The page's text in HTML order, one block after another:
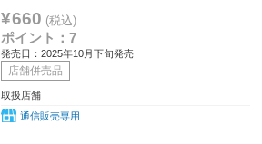
¥660 (税込)
ポイント：7
発売日：2025年10月下旬発売
店舗併売品
取扱店舗
通信販売専用